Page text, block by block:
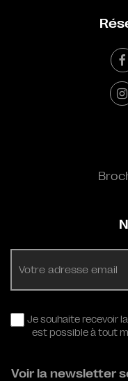
Je souhaite recevoir
est possible à tout
Voir la newsletter